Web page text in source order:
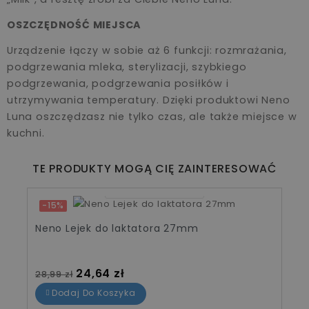
OSZCZĘDNOŚĆ MIEJSCA
Urządzenie łączy w sobie aż 6 funkcji: rozmrażania,
podgrzewania mleka, sterylizacji, szybkiego
podgrzewania, podgrzewania posiłków i
utrzymywania temperatury. Dzięki produktowi Neno
Luna oszczędzasz nie tylko czas, ale także miejsce w
kuchni.
TE PRODUKTY MOGĄ CIĘ ZAINTERESOWAĆ
-15%
Neno Lejek do laktatora 27mm
Cena standardowa
28,99 zł Cena
24,64 zł
Dodaj Do Koszyka